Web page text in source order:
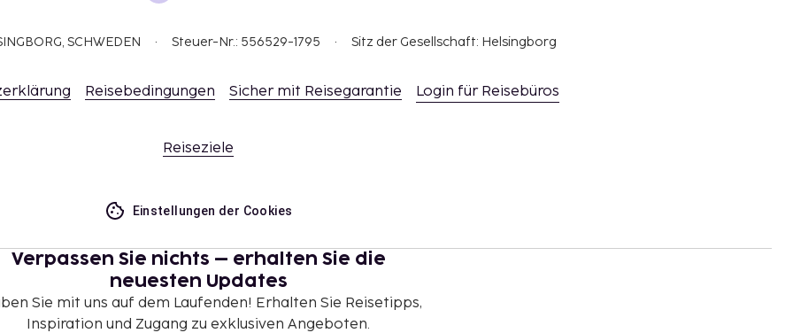
SCHWEDEN Steuer-Nr.: 556529-1795 Sitz der Gesellschaft: Helsingborg
Reisebedingungen Sicher mit Reisegarantie Login für Reisebüros
Reiseziele
Einstellungen der Cookies
Verpassen Sie nichts – erhalten Sie die
neuesten Updates
Sie mit uns auf dem Laufenden! Erhalten Sie Reisetipps,
Inspiration und Zugang zu exklusiven Angeboten.